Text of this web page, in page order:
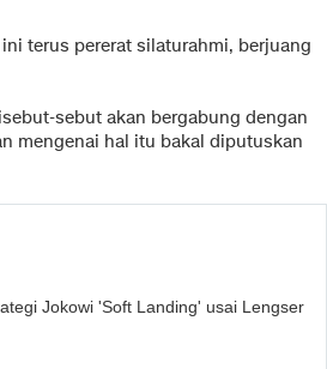
terus pererat silaturahmi, berjuang
sebut akan bergabung dengan
mengenai hal itu bakal diputuskan
Jokowi 'Soft Landing' usai Lengser